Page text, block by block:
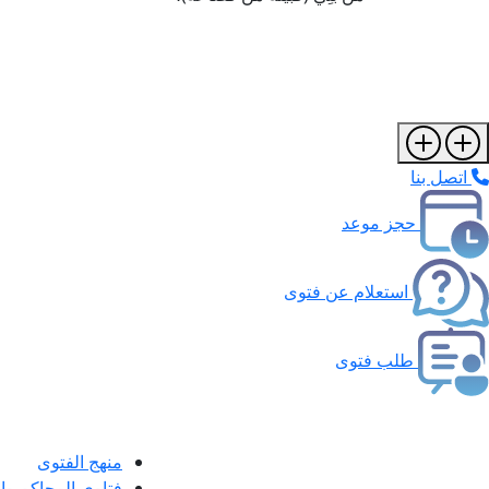
اتصل بنا
حجز موعد
استعلام عن فتوى
طلب فتوى
منهج الفتوى